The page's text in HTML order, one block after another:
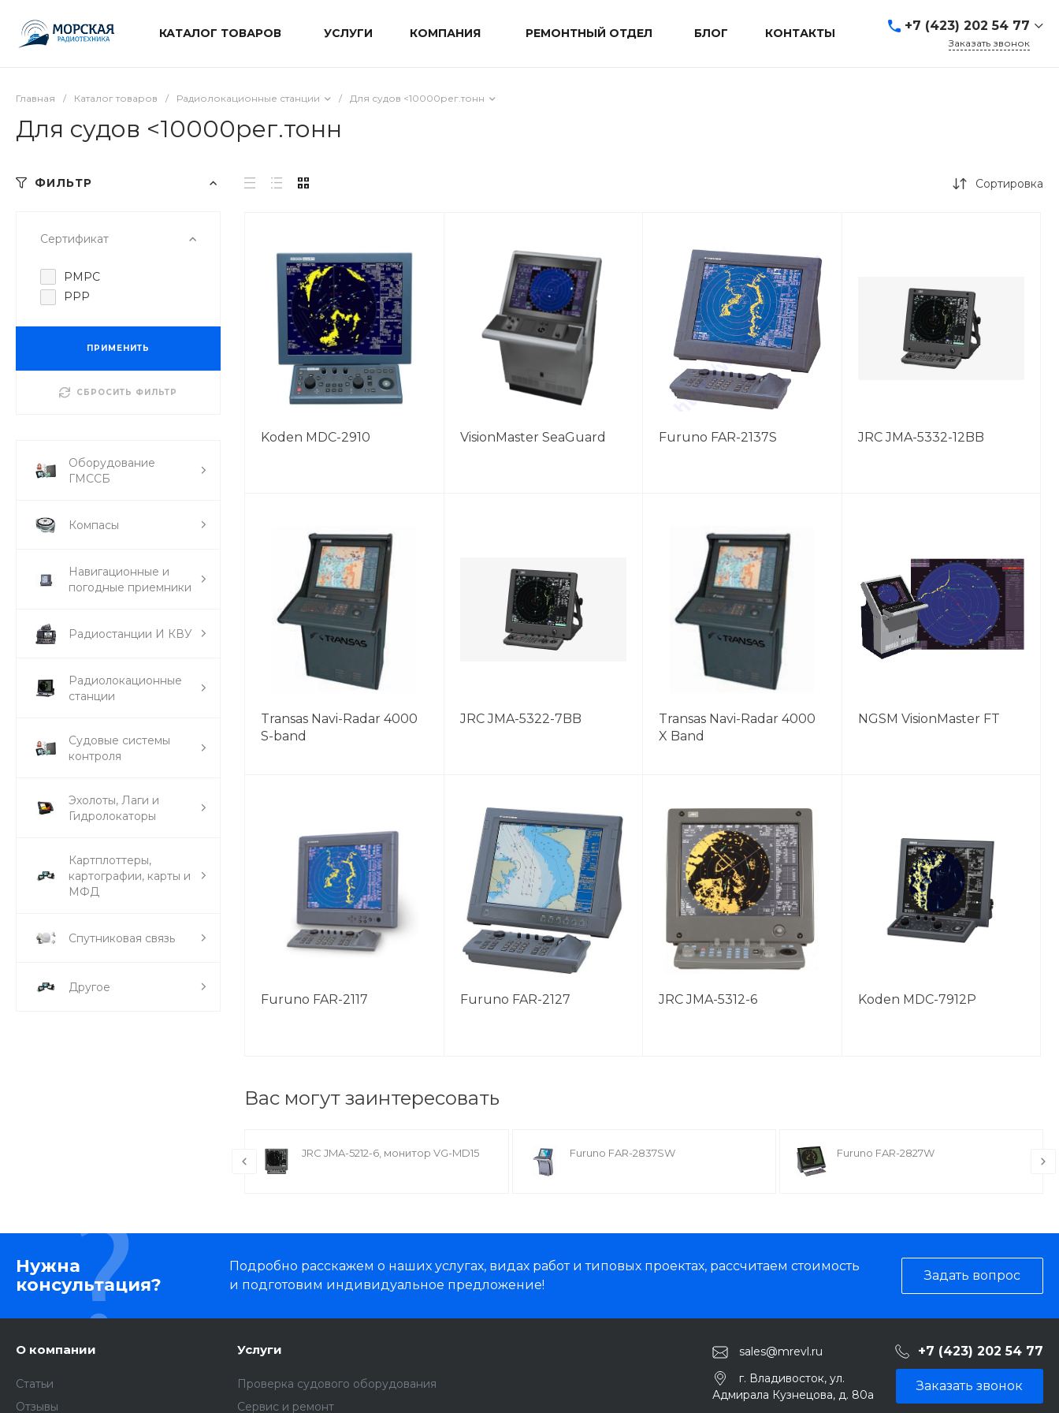
КАТАЛОГ ТОВАРОВ УСЛУГИ КОМПАНИЯ РЕМОНТНЫЙ ОТДЕЛ БЛОГ КОНТАКТЫ +7 (423) 202 54 77
Заказать звонок
Главная / Каталог товаров / Радиолокационные станции / Для судов <10000рег.тонн
Для судов <10000рег.тонн
ФИЛЬТР
Сертификат
РМРС
РРР
ПРИМЕНИТЬ
СБРОСИТЬ ФИЛЬТР
Оборудование
ГМССБ
Компасы
Навигационные и
погодные приемники
Радиостанции И КВУ
Радиолокационные
станции
Судовые системы
контроля
Эхолоты, Лаги и
Гидролокаторы
Картплоттеры,
картографии, карты и
МФД
Спутниковая связь
Другое
Сортировка
Koden MDC-2910 VisionMaster SeaGuard Furuno FAR-2137S JRC JMA-5332-12BB
Transas Navi-Radar 4000
S-band
JRC JMA-5322-7BB
Transas Navi-Radar 4000
X Band
NGSM VisionMaster FT
Furuno FAR-2117 Furuno FAR-2127 JRC JMA-5312-6 Koden MDC-7912P
Вас могут заинтересовать
JRC JMA-5212-6, монитор VG-MD15 Furuno FAR-2837SW Furuno FAR-2827W
Нужна
консультация?
Подробно расскажем о наших услугах, видах работ и типовых проектах, рассчитаем стоимость
и подготовим индивидуальное предложение!
Задать вопрос
О компании
Статьи
Отзывы
Услуги
Проверка судового оборудования
Сервис и ремонт
sales@mrevl.ru +7 (423) 202 54 77
г. Владивосток, ул.
Адмирала Кузнецова, д. 80а
Заказать звонок